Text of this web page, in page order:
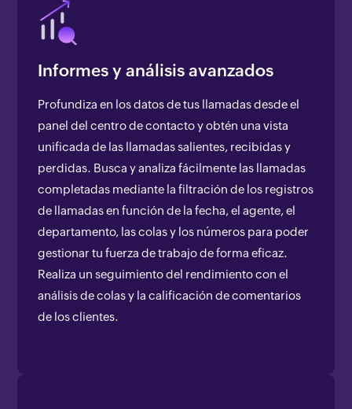
Informes y análisis avanzados
Profundiza en los datos de tus llamadas desde el
panel del centro de contacto y obtén una vista
unificada de las llamadas salientes, recibidas y
perdidas. Busca y analiza fácilmente las llamadas
completadas mediante la filtración de los registros
de llamadas en función de la fecha, el agente, el
departamento, las colas y los números para poder
gestionar tu fuerza de trabajo de forma eficaz.
Realiza un seguimiento del rendimiento con el
análisis de colas y la calificación de comentarios
de los clientes.